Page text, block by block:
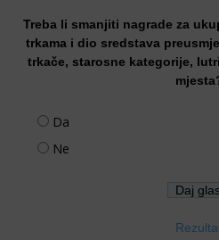
Treba li smanjiti nagrade za
trkama i dio sredstava
trkače, starosne kategorije,
Da
Ne